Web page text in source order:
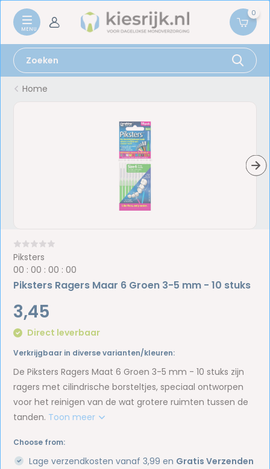
0
Home
Piksters
00 :00 :00 :00
Piksters Ragers Maar 6 Groen 3-5 mm - 10 stuks
3,45
Direct leverbaar
Verkrijgbaar in diverse varianten/kleuren:
De Piksters Ragers Maat 6 Groen 3-5 mm - 10 stuks zijn
ragers met cilindrische borsteltjes, speciaal ontworpen
voor het reinigen van de wat grotere ruimten tussen de
tanden. Toon meer
Choose from:
Lage verzendkosten vanaf 3,99 en Gratis Verzenden